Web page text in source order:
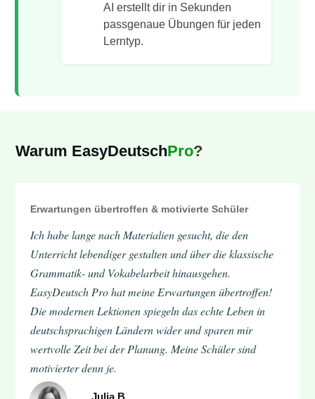
AI erstellt dir in Sekunden
passgenaue Übungen für jeden
Lerntyp.
Warum EasyDeutschPro?
Erwartungen übertroffen & motivierte Schüler
Ich habe lange nach Materialien gesucht, die den
Unterricht lebendiger gestalten und über die klassische
Grammatik- und Vokabelarbeit hinausgehen.
EasyDeutsch Pro hat meine Erwartungen übertroffen!
Die modernen Lektionen spiegeln das echte Leben in
deutschsprachigen Ländern wider und sparen mir
wertvolle Zeit bei der Planung. Meine Schüler sind
motivierter denn je.
Julia B.